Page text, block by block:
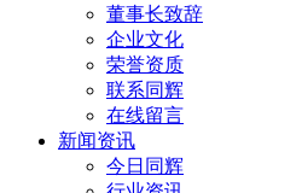
董事长致辞
企业文化
荣誉资质
联系同辉
在线留言
新闻资讯
今日同辉